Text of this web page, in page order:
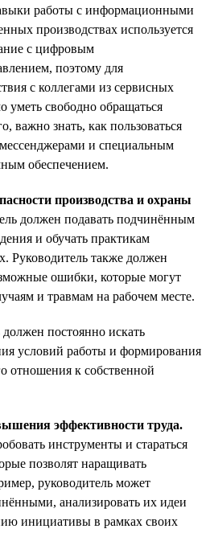
работы с информационными
производствах используется
с цифровым
поэтому для
с коллегами из сервисных
уметь свободно обращаться
важно знать, как пользоваться
и специальным
обеспечением.
производства и охраны
должен подавать подчинённым
и обучать практикам
Руководитель также должен
ошибки, которые могут
и травмам на рабочем месте.
постоянно искать
условий работы и формирования
отношения к собственной
эффективности труда.
инструменты и стараться
позволят наращивать
руководитель может
анализировать их идеи
инициативы в рамках своих